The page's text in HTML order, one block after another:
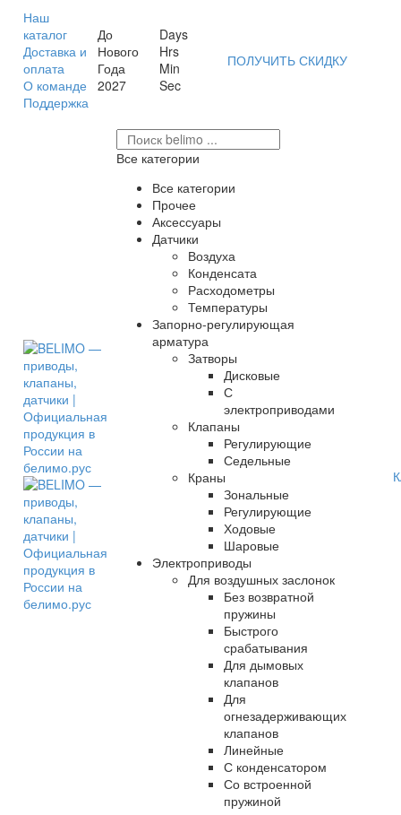
Наш
каталог
Доставка и
оплата
О команде
Поддержка
До
Нового
Года
2027
Days
Hrs
Min
Sec
ПОЛУЧИТЬ СКИДКУ
Все категории
Все категории
Прочее
Аксессуары
Датчики
Воздуха
Конденсата
Расходометры
Температуры
Запорно-регулирующая
арматура
Затворы
Дисковые
С
электроприводами
Клапаны
Регулирующие
Седельные
Краны
Зональные
Регулирующие
Ходовые
Шаровые
Электроприводы
Для воздушных заслонок
Без возвратной
пружины
Быстрого
срабатывания
Для дымовых
клапанов
Для
огнезадерживающих
клапанов
Линейные
С конденсатором
Со встроенной
пружиной